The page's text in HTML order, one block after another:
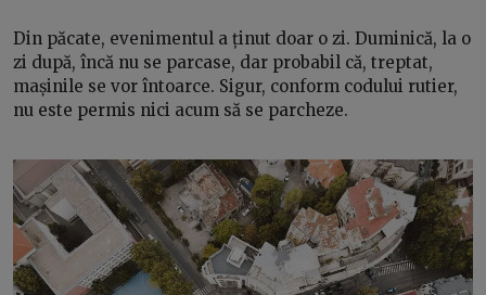
Din păcate, evenimentul a ținut doar o zi. Duminică, la o
zi după, încă nu se parcase, dar probabil că, treptat,
mașinile se vor întoarce. Sigur, conform codului rutier,
nu este permis nici acum să se parcheze.